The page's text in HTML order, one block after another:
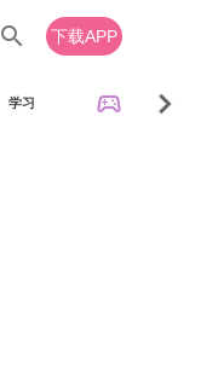
search 下载APP
学习 sports_esports chevron_right